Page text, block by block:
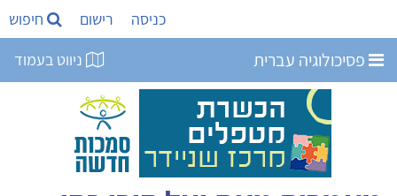
כניסה רישום חיפוש
פסיכולוגיה עברית ניווט בעמוד